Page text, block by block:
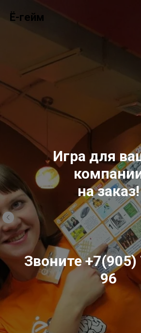
Ё-гейм
городская
На страницу